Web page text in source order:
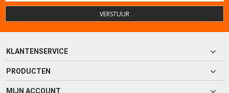
VERSTUUR
KLANTENSERVICE
PRODUCTEN
MIJN ACCOUNT